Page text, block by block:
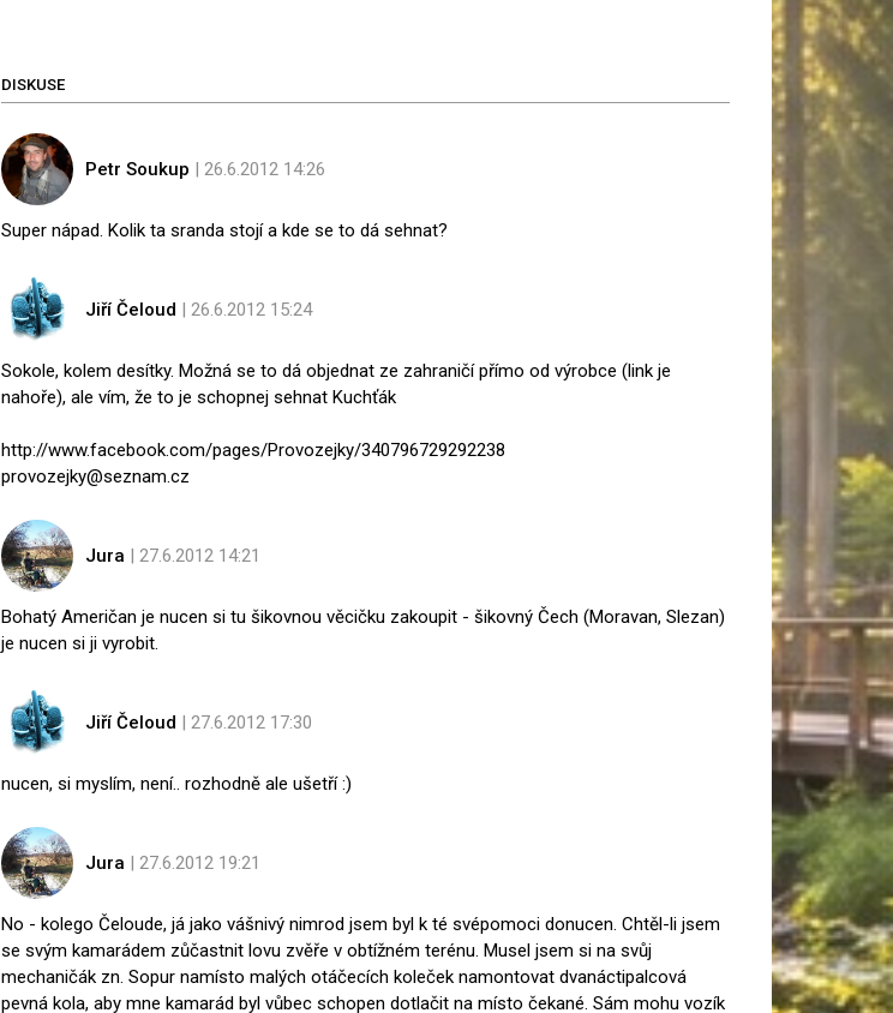
DISKUSE
Petr Soukup | 26.6.2012 14:26
Super nápad. Kolik ta sranda stojí a kde se to dá sehnat?
Jiří Čeloud | 26.6.2012 15:24
Sokole, kolem desítky. Možná se to dá objednat ze zahraničí přímo od výrobce (link je
nahoře), ale vím, že to je schopnej sehnat Kuchťák
http://www.facebook.com/pages/Provozejky/340796729292238
provozejky@seznam.cz
Jura | 27.6.2012 14:21
Bohatý Američan je nucen si tu šikovnou věcičku zakoupit - šikovný Čech (Moravan, Slezan)
je nucen si ji vyrobit.
Jiří Čeloud | 27.6.2012 17:30
nucen, si myslím, není.. rozhodně ale ušetří :)
Jura | 27.6.2012 19:21
No - kolego Čeloude, já jako vášnivý nimrod jsem byl k té svépomoci donucen. Chtěl-li jsem
se svým kamarádem zůčastnit lovu zvěře v obtížném terénu. Musel jsem si na svůj
mechaničák zn. Sopur namísto malých otáčecích koleček namontovat dvanáctipalcová
pevná kola, aby mne kamarád byl vůbec schopen dotlačit na místo čekané. Sám mohu vozík